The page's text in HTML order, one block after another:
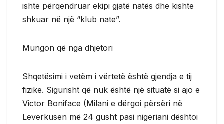
ishte përqendruar ekipi gjatë natës dhe kishte
shkuar në një “klub nate”.
Mungon që nga dhjetori
Shqetësimi i vetëm i vërtetë është gjendja e tij
fizike. Sigurisht që nuk është një situatë si ajo e
Victor Boniface (Milani e dërgoi përsëri në
Leverkusen më 24 gusht pasi nigeriani dështoi